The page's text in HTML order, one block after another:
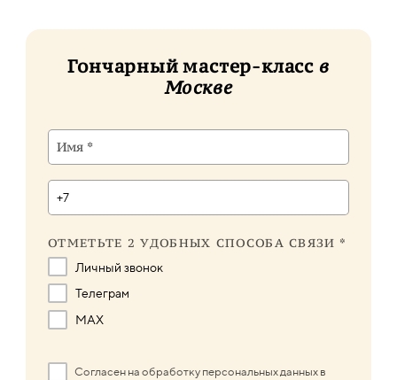
Гончарный мастер-класс в
Москве
ОТМЕТЬТЕ 2 УДОБНЫХ СПОСОБА СВЯЗИ *
Личный звонок
Телеграм
MAX
Согласен на обработку персональных данных в